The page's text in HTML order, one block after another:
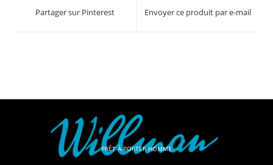
Partager sur Pinterest Envoyer ce produit par e-mail
PRÊT-À-PORTER HOMME